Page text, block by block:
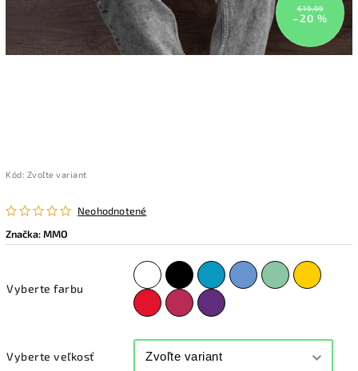
€19,99
–20 %
Kód: Zvoľte variant
Neohodnotené
Značka:MMO
Vyberte farbu
Vyberte veľkosť